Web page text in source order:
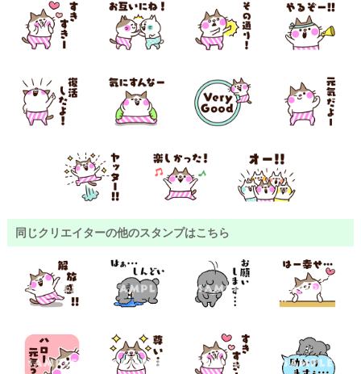
同じクリエイターの他のスタンプはこちら